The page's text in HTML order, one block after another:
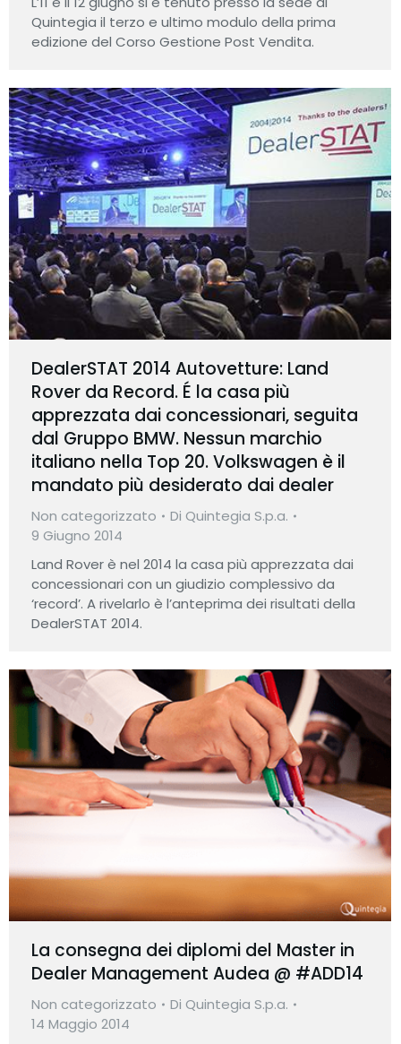
Quintegia il terzo e ultimo modulo della prima
edizione del Corso Gestione Post Vendita.
DealerSTAT 2014 Autovetture: Land
Rover da Record. É la casa più
apprezzata dai concessionari, seguita
dal Gruppo BMW. Nessun marchio
italiano nella Top 20. Volkswagen è il
mandato più desiderato dai dealer
Non categorizzato Di Quintegia S.p.a.
9 Giugno 2014
Land Rover è nel 2014 la casa più apprezzata dai
concessionari con un giudizio complessivo da
‘record’. A rivelarlo è l’anteprima dei risultati della
DealerSTAT 2014.
La consegna dei diplomi del Master in
Dealer Management Audea @ #ADD14
Non categorizzato Di Quintegia S.p.a.
14 Maggio 2014